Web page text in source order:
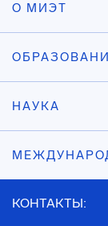
О МИЭТ
НАУКА
КОНТАКТЫ: